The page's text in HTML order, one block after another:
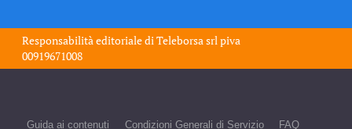
Responsabilità editoriale diTeleborsa srlpiva
00919671008
Guida ai contenuti Condizioni Generali di Servizio FAQ